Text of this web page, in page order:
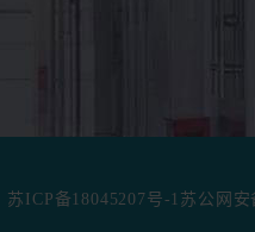
苏ICP备18045207号-1 苏公网安